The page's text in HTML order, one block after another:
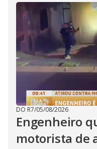
DO R7/05/08/2026
Engenheiro
motorista de